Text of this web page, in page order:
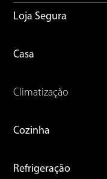
Loja Segura
Casa
Climatização
Cozinha
Refrigeração